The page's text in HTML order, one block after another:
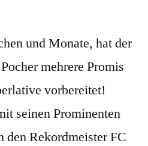
und Monate, hat der
mehrere Promis
vorbereitet!
seinen Prominenten
Rekordmeister FC